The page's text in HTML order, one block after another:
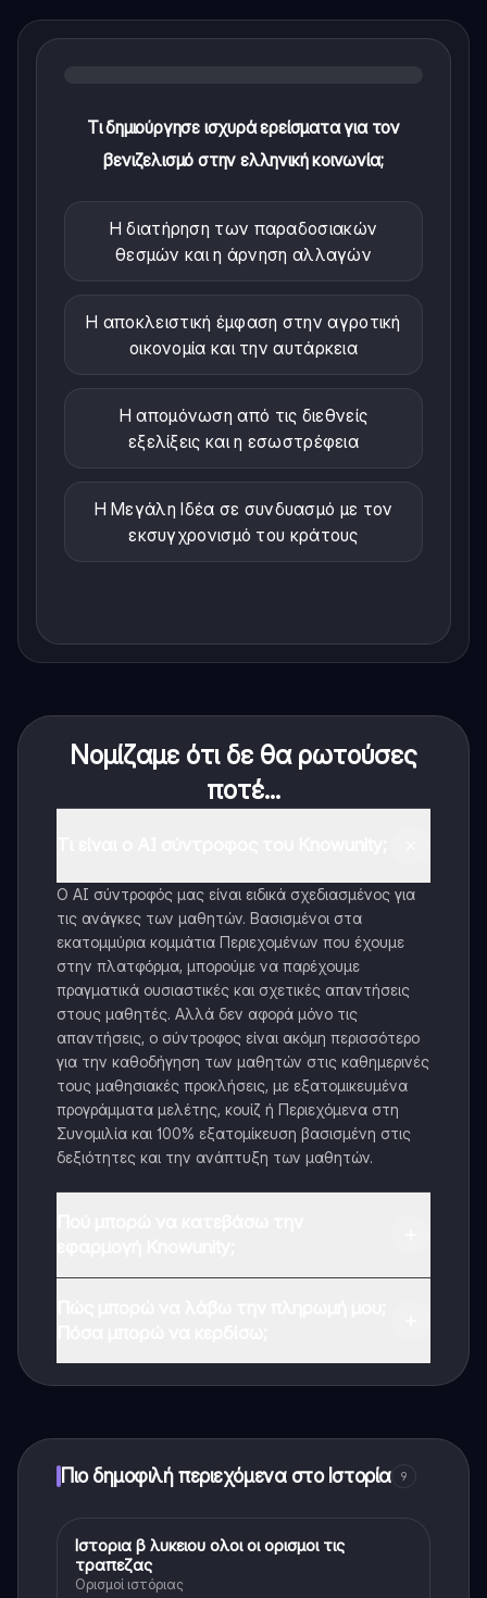
Τι δημιούργησε ισχυρά ερείσματα για τον
βενιζελισμό στην ελληνική κοινωνία;
Η διατήρηση των παραδοσιακών
θεσμών και η άρνηση αλλαγών
Η αποκλειστική έμφαση στην αγροτική
οικονομία και την αυτάρκεια
Η απομόνωση από τις διεθνείς
εξελίξεις και η εσωστρέφεια
Η Μεγάλη Ιδέα σε συνδυασμό με τον
εκσυγχρονισμό του κράτους
Νομίζαμε ότι δε θα ρωτούσες
ποτέ...
Ο AI σύντροφός μας είναι ειδικά σχεδιασμένος για
τις ανάγκες των μαθητών. Βασισμένοι στα
εκατομμύρια κομμάτια Περιεχομένων που έχουμε
στην πλατφόρμα, μπορούμε να παρέχουμε
πραγματικά ουσιαστικές και σχετικές απαντήσεις
στους μαθητές. Αλλά δεν αφορά μόνο τις
απαντήσεις, ο σύντροφος είναι ακόμη περισσότερο
για την καθοδήγηση των μαθητών στις καθημερινές
τους μαθησιακές προκλήσεις, με εξατομικευμένα
προγράμματα μελέτης, κουίζ ή Περιεχόμενα στη
Συνομιλία και 100% εξατομίκευση βασισμένη στις
δεξιότητες και την ανάπτυξη των μαθητών.
Πιο δημοφιλή περιεχόμενα στο Ιστορία 9
Ιστορία
Ιστορια β λυκειου ολοι οι ορισμοι τις
τραπεζας
Ορισμοί ιστόριας